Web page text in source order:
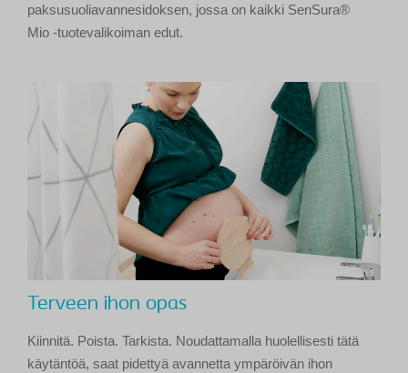
paksusuoliavannesidoksen, jossa on kaikki SenSura®
Mio -tuotevalikoiman edut.
Terveen ihon opas
Kiinnitä. Poista. Tarkista. Noudattamalla huolellisesti tätä
käytäntöä, saat pidettyä avannetta ympäröivän ihon